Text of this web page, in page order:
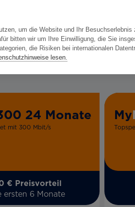
24 Monate
mit 300 Mbit/s
€ Preisvorteil
ersten 6 Monate
My
um die Website und Ihr Besuchserlebnis
bitten wir um Ihre Einwilligung, die Sie
die Risiken bei internationalen
lesen.